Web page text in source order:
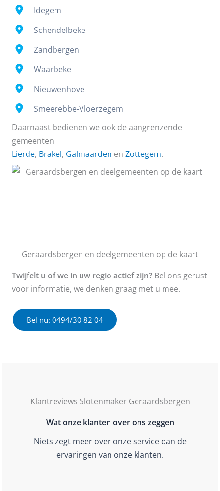
Idegem
Schendelbeke
Zandbergen
Waarbeke
Nieuwenhove
Smeerebbe-Vloerzegem
Daarnaast bedienen we ook de aangrenzende
gemeenten:
Lierde, Brakel, Galmaarden en Zottegem.
Geraardsbergen en deelgemeenten op de kaart
Twijfelt u of we in uw regio actief zijn? Bel ons gerust
voor informatie, we denken graag met u mee.
Bel nu: 0494/30 82 04
Klantreviews Slotenmaker Geraardsbergen
Wat onze klanten over ons zeggen
Niets zegt meer over onze service dan de
ervaringen van onze klanten.